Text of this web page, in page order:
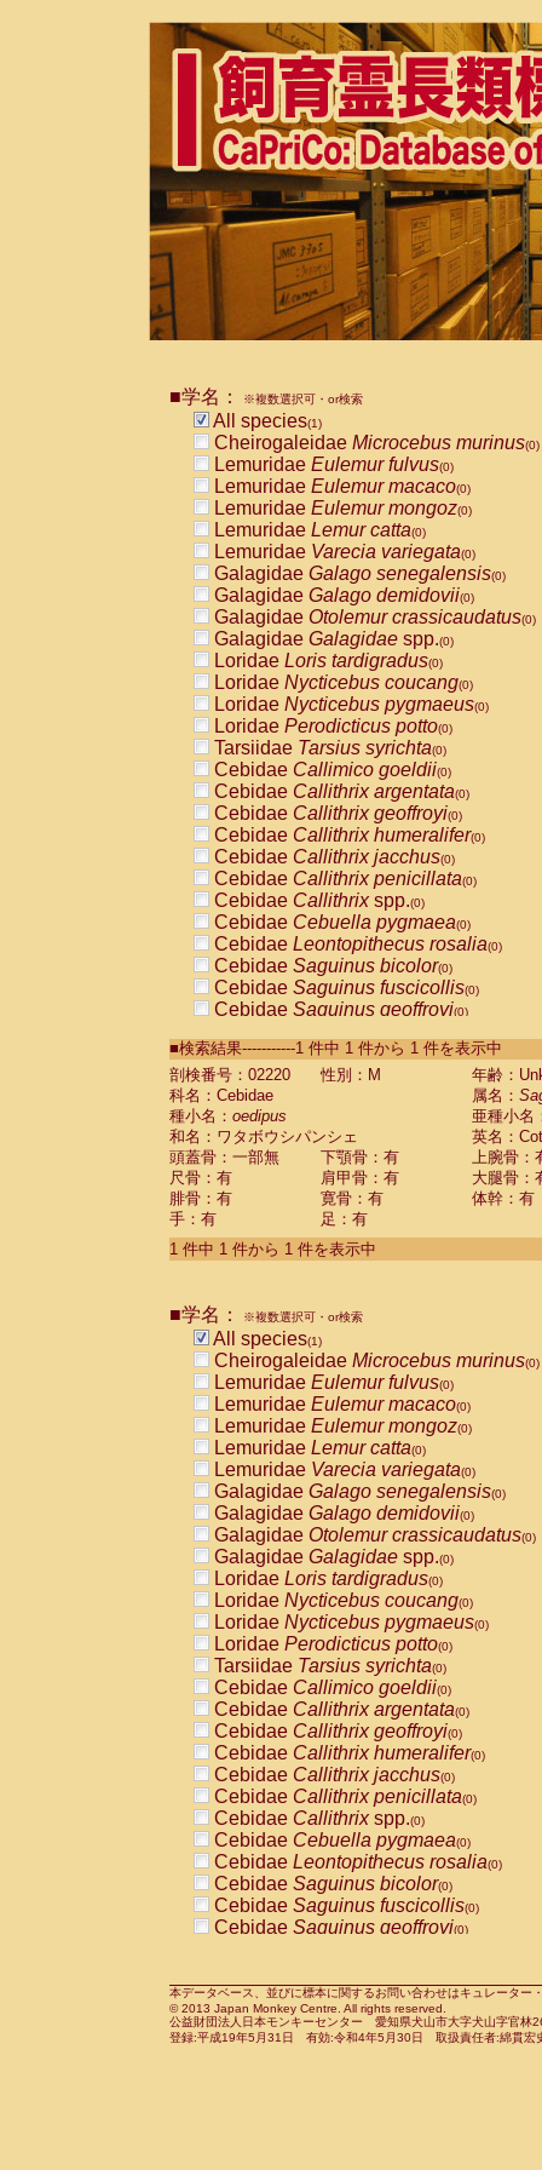
■学名： ※複数選択可・or検索
All species(1)
Cheirogaleidae Microcebus murinus(0)
Lemuridae Eulemur fulvus(0)
Lemuridae Eulemur macaco(0)
Lemuridae Eulemur mongoz(0)
Lemuridae Lemur catta(0)
Lemuridae Varecia variegata(0)
Galagidae Galago senegalensis(0)
Galagidae Galago demidovii(0)
Galagidae Otolemur crassicaudatus(0)
Galagidae Galagidae spp.(0)
Loridae Loris tardigradus(0)
Loridae Nycticebus coucang(0)
Loridae Nycticebus pygmaeus(0)
Loridae Perodicticus potto(0)
Tarsiidae Tarsius syrichta(0)
Cebidae Callimico goeldii(0)
Cebidae Callithrix argentata(0)
Cebidae Callithrix geoffroyi(0)
Cebidae Callithrix humeralifer(0)
Cebidae Callithrix jacchus(0)
Cebidae Callithrix penicillata(0)
Cebidae Callithrixspp.(0)
Cebidae Cebuella pygmaea(0)
Cebidae Leontopithecus rosalia(0)
Cebidae Saguinus bicolor(0)
Cebidae Saguinus fuscicollis(0)
Cebidae Saguinus geoffroyi(0)
CebidaeSaguinus labiatus(0)
Cebidae Saguinus leucopus (0)
Cebidae
Cebidae
CebidaeSaguinus nigricollis (0)
Cebidae Saguinus oedipus
Cebidae Saguinus weddelli
Cebidae Saguinusspp.
Cebidae Aotus trivirgatus
Cebidae Cebus albifrons
CebidaeCebus nigrivittatus
CebidaeCebus
CebidaeSaimiri boliviensis(0)
CebidaeSaimiri sciureus(0)
AtelidaeAlouatta caraya(0)
AtelidaeAlouatta fusca(0)
AtelidaeAlouatta seniculus
AtelidaeAlouattaspp.(0)
AtelidaeAteles belzebuth(0)
AtelidaeAteles geoffroyi(0)
AtelidaeAteles paniscus(0)
AtelidaeAtelesspp.(0)
Atelidae Lagothrix lagothricha
AtelidaeLagothrix lagothricha cana
PitheciidaeCacajao calvus
PitheciidaeCallicebus cupreus
PitheciidaeCallicebus donacophilus
PitheciidaeCallicebus moloch
PitheciidaeCallicebus torquatus
PitheciidaeCallicebusspp.(0)
PitheciidaeChiropotes satanas(0)
PitheciidaePithecia monachus
PitheciidaePithecia pithecia(0)
CercopithecidaeCercocebus agilis
CercopithecidaeCercocebus
CercopithecidaeCercocebus
CercopithecidaeCercocebus
CercopithecidaeCercocebus
CercopithecidaeCercocebushybrid
CercopithecidaePapio anubis(0)
CercopithecidaePapio cynocephalus
CercopithecidaePapio hamadryas(0)
■検索結果-----------1 件中 1 件から 1 件を表示中
剖検番号：02220
性別：M
年齢：
科名：Cebidae
属名：
種小名： oedipus
亜種小名
和名：ワタボウシパンシェ
英名：
頭蓋骨：一部無
下顎骨：有
上腕骨：
尺骨：有
肩甲骨：有
大腿骨：
腓骨：有
寛骨：有
体幹：有
手：有
足：有
1 件中 1 件から 1 件を表示中
■学名： ※複数選択可・or検索
All species(1)
Cheirogaleidae Microcebus murinus(0)
Lemuridae Eulemur fulvus(0)
Lemuridae Eulemur macaco(0)
Lemuridae Eulemur mongoz(0)
Lemuridae Lemur catta(0)
Lemuridae Varecia variegata(0)
Galagidae Galago senegalensis(0)
Galagidae Galago demidovii(0)
Galagidae Otolemur crassicaudatus(0)
Galagidae Galagidae spp.(0)
Loridae Loris tardigradus(0)
Loridae Nycticebus coucang(0)
Loridae Nycticebus pygmaeus(0)
Loridae Perodicticus potto(0)
Tarsiidae Tarsius syrichta(0)
Cebidae Callimico goeldii(0)
Cebidae Callithrix argentata(0)
Cebidae Callithrix geoffroyi(0)
Cebidae Callithrix humeralifer(0)
Cebidae Callithrix jacchus(0)
Cebidae Callithrix penicillata(0)
Cebidae Callithrixspp.(0)
Cebidae Cebuella pygmaea(0)
Cebidae Leontopithecus rosalia(0)
Cebidae Saguinus bicolor(0)
Cebidae Saguinus fuscicollis(0)
Cebidae Saguinus geoffroyi(0)
CebidaeSaguinus leucopus(0)
CebidaeSaguinus midas(0)
Cebidae Saguinus mystax(0)
本データベース、並びに標本に関するお問い合わせはキュレータ
© 2013 Japan Monkey Centre. All rights reserved.
公益財団法人日本モンキーセンター 愛知県犬山市大字犬山字官
登録:平成19年5月31日 有効:令和4年5月30日 取扱責任者:綿貫宏